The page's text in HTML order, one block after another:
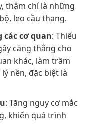
thậm chí là những
leo cầu thang.
các cơ quan: Thiếu
căng thẳng cho
khác, làm trầm
nền, đặc biệt là
: Tăng nguy cơ mắc
khiến quá trình